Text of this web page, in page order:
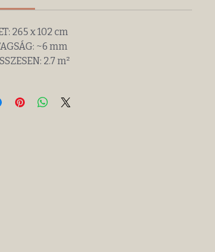
265 x 102 cm
~6 mm
2.7 m²